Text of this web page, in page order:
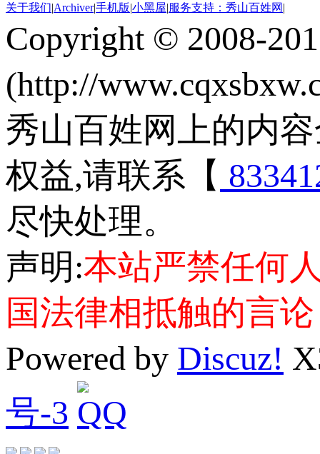
关于我们|Archiver|手机版|小黑屋|服务支持：秀山百姓网 |
Copyright © 2008-
(http://
秀山百姓网上的内
权益,请联系【
尽快处理。
声明:本站严禁任何
国法律相抵触的言
Powered by Discuz!
号-3